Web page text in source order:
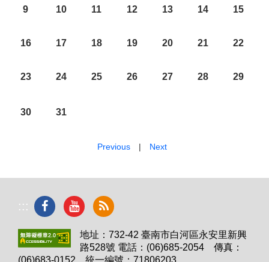
9 10 11 12 13 14 15
16 17 18 19 20 21 22
23 24 25 26 27 28 29
30 31
Previous| Next
:::
地址：732-42 臺南市白河區永安里新興
路528號 電話：(06)685-2054 傳真：
(06)683-0152 統一編號：71806203